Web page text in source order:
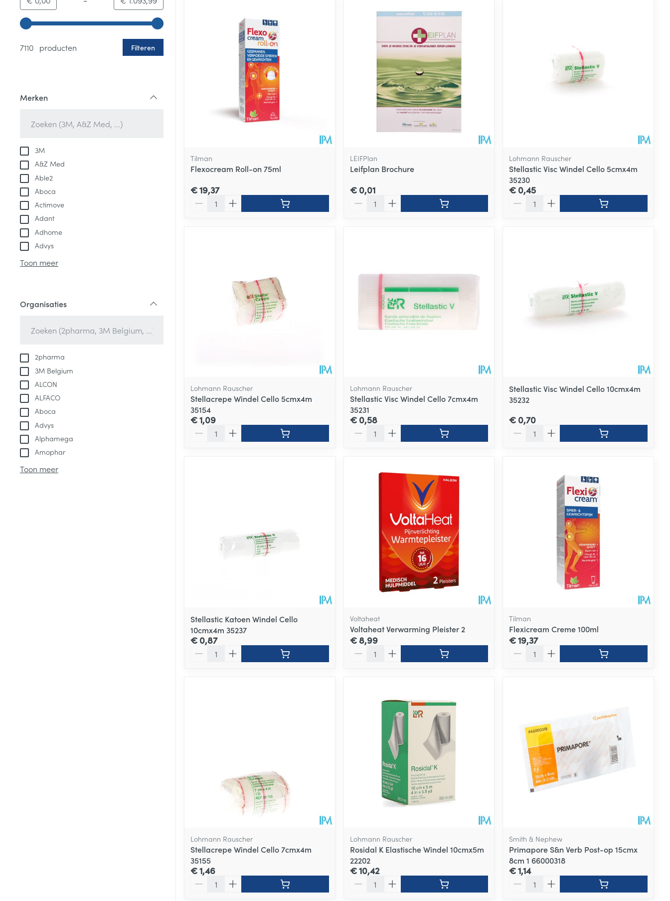
Gebruik de pijltjestoetsen links en rechts om de minimale en maximale prijswaarden aan te passen.
7110 producten
Filteren
Merken
3M
A&Z Med
Able2
Aboca
Actimove
Adant
Adhome
Advys
Toon meer
Organisaties
2pharma
3M Belgium
ALCON
ALFACO
Aboca
Advys
Alphamega
Amophar
Toon meer
Tilman
Flexocream Roll-on 75ml
€ 19,37
LEIFPlan
Leifplan Brochure
€ 0,01
Lohmann Rauscher
Stellastic Visc Windel Cello 5cmx4m
35230
€ 0,45
Lohmann Rauscher
Stellacrepe Windel Cello 5cmx4m
35154
€ 1,09
Lohmann Rauscher
Stellastic Visc Windel Cello 7cmx4m
35231
€ 0,58
Stellastic Visc Windel Cello 10cmx4m
35232
€ 0,70
Stellastic Katoen Windel Cello
10cmx4m 35237
€ 0,87
Voltaheat
Voltaheat Verwarming Pleister 2
€ 8,99
Tilman
Flexicream Creme 100ml
€ 19,37
Lohmann Rauscher
Stellacrepe Windel Cello 7cmx4m
35155
€ 1,46
Lohmann Rauscher
Rosidal K Elastische Windel 10cmx5m
22202
€ 10,42
Smith & Nephew
Primapore S&n Verb Post-op 15cmx
8cm 1 66000318
€ 1,14